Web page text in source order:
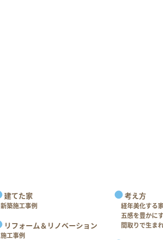
建てた家
新築施工事例
リフォーム＆リノベーション
施工事例
考え方
経年美化する
五感を豊かに
間取りで生ま